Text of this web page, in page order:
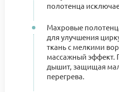
полотенца
Махровые
для улучшения
ткань с мелкими
массажный эффект.
дышит, защищая
перегрева.